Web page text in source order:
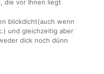
die vor Ihnen liegt
blickdicht(auch wenn
und gleichzeitig aber
dick noch dünn